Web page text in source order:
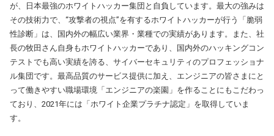
が、日本最強のホワイトハッカー集団と自負しています。最大の強みは
その技術力で、“攻撃者の視点”を有するホワイトハッカーが行う「脆弱
性診断」は、国内外の幅広い業界・業種での実績があります。また、社
長の牧田さん自身もホワイトハッカーであり、国内外のハッキングコン
テストでも高い実績を誇る、サイバーセキュリティのプロフェッショナ
ル集団です。最高品質のサービス提供に加え、エンジニアの皆さまにと
って働きやすい職場環境「エンジニアの楽園」を作ることにもこだわっ
ており、2021年には「ホワイト企業プラチナ認定」を取得していま
す。